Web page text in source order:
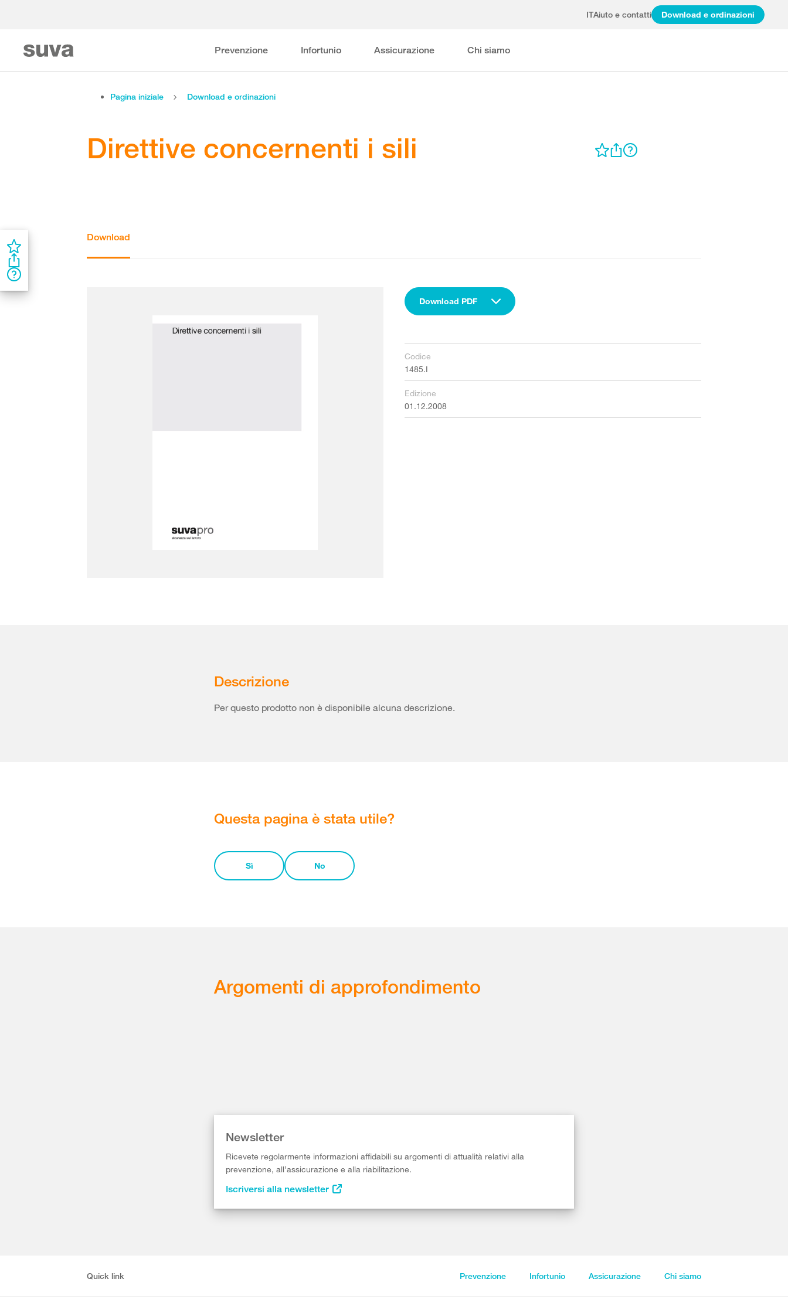
ITAiuto e contatti Download e ordinazioni
Prevenzione Infortunio Assicurazione Chi siamo
Pagina iniziale Download e ordinazioni
Direttive concernenti i sili
Download
Download PDF
Codice
1485.I
Edizione
01.12.2008
Descrizione
Per questo prodotto non è disponibile alcuna descrizione.
Questa pagina è stata utile?
Sì No
Argomenti di approfondimento
Newsletter
Ricevete regolarmente informazioni affidabili su argomenti di attualità relativi alla
prevenzione, all’assicurazione e alla riabilitazione.
Iscriversi alla newsletter
Quick link Prevenzione Infortunio Assicurazione Chi siamo